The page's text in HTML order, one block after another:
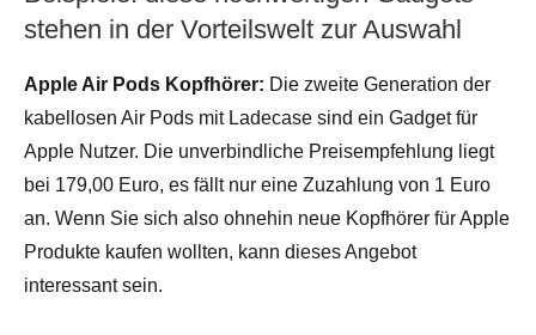
stehen in der Vorteilswelt zur Auswahl
Apple Air Pods Kopfhörer: Die zweite Generation der
kabellosen Air Pods mit Ladecase sind ein Gadget für
Apple Nutzer. Die unverbindliche Preisempfehlung liegt
bei 179,00 Euro, es fällt nur eine Zuzahlung von 1 Euro
an. Wenn Sie sich also ohnehin neue Kopfhörer für Apple
Produkte kaufen wollten, kann dieses Angebot
interessant sein.